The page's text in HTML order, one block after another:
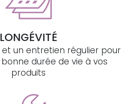
LONGÉVITÉ
un entretien régulier pour
durée de vie à vos
produits